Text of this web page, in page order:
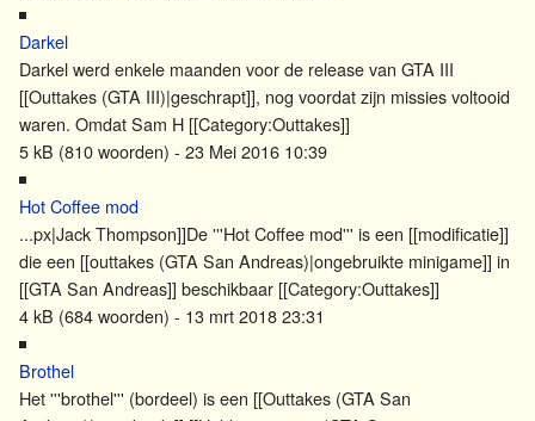
Darkel
Darkel werd enkele maanden voor de release van GTA III
[[Outtakes (GTA III)|geschrapt]], nog voordat zijn missies voltooid
waren. Omdat Sam H [[Category:Outtakes]]
5 kB (810 woorden) - 23 Mei 2016 10:39
Hot Coffee mod
...px|Jack Thompson]]De '''Hot Coffee mod''' is een [[modificatie]]
die een [[outtakes (GTA San Andreas)|ongebruikte minigame]] in
[[GTA San Andreas]] beschikbaar [[Category:Outtakes]]
4 kB (684 woorden) - 13 mrt 2018 23:31
Brothel
Het '''brothel''' (bordeel) is een [[Outtakes (GTA San